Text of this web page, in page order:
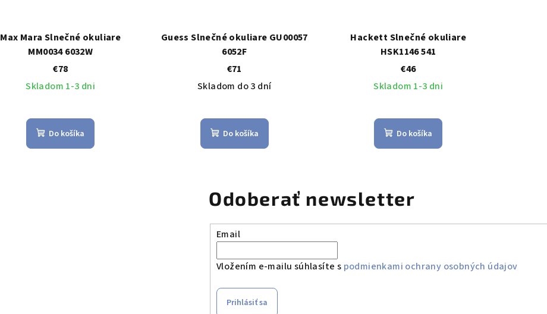
Max Mara Slnečné okuliare
MM0034 6032W
€78
Skladom 1-3 dni
Do košíka
Guess Slnečné okuliare GU00057
6052F
€71
Skladom do 3 dní
Do košíka
Hackett Slnečné okuliare
HSK1146 541
€46
Skladom 1-3 dni
Do košíka
Odoberať newsletter
Email
Vložením e-mailu súhlasíte s podmienkami ochrany osobných údajov
Prihlásiť sa